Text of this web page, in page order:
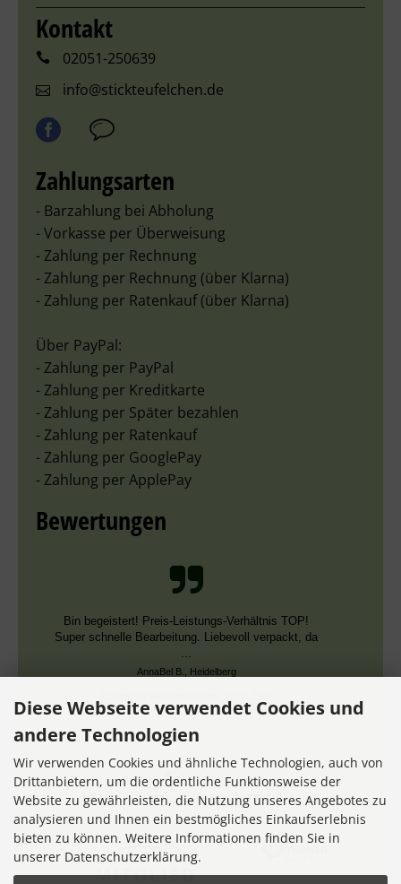
Kontakt
02051-250639
info@stickteufelchen.de
Zahlungsarten
- Barzahlung bei Abholung
- Vorkasse per Überweisung
- Zahlung per Rechnung
- Zahlung per Rechnung (über Klarna)
- Zahlung per Ratenkauf (über Klarna)
Über PayPal:
- Zahlung per PayPal
- Zahlung per Kreditkarte
- Zahlung per Später bezahlen
- Zahlung per Ratenkauf
- Zahlung per GooglePay
- Zahlung per ApplePay
Bewertungen
Bin begeistert! Preis-Leistungs-Verhältnis TOP!
Super schnelle Bearbeitung. Liebevoll verpackt, da
...
AnnaBel B., Heidelberg
Datum der Kauferfahrung: 16.07.2026
7,355 Bewertungen
Diese Webseite verwendet Cookies und
andere Technologien
Wir verwenden Cookies und ähnliche Technologien, auch von
Drittanbietern, um die ordentliche Funktionsweise der
Website zu gewährleisten, die Nutzung unseres Angebotes zu
analysieren und Ihnen ein bestmögliches Einkaufserlebnis
bieten zu können. Weitere Informationen finden Sie in
unserer Datenschutzerklärung.